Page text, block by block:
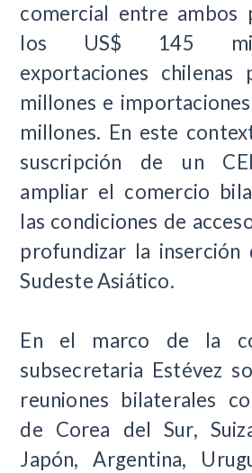
comercial entre ambos
los US$ 145
exportaciones chilenas
millones e
millones. En este
suscripción de un
ampliar el comercio
las condiciones de
profundizar la inserción
Sudeste Asiático.
En el marco de la
subsecretaria Estévez
reuniones bilaterales
de Corea del Sur,
Japón, Argentina,